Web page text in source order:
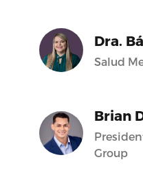
Dra.
Salud
Brian
Group